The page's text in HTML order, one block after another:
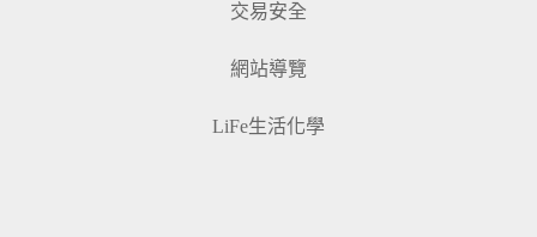
交易安全
網站導覽
LiFe生活化學